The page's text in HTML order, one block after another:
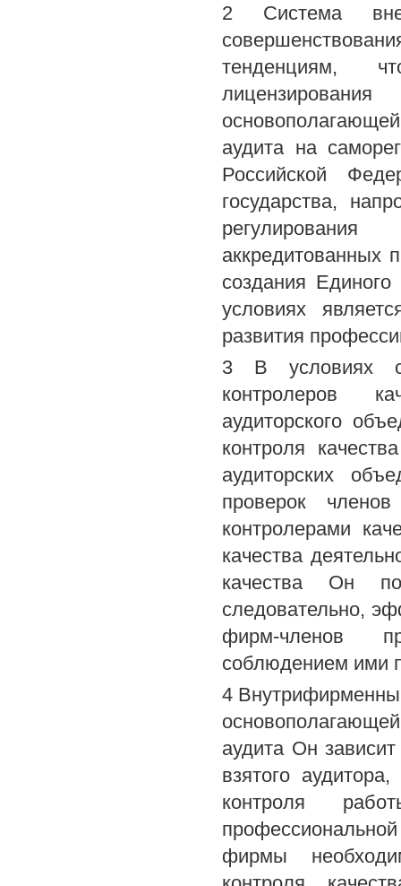
2 Система
тенденциям,
аудита на
Российской
государства,
аккредитованных
создания
условиях
развития
3 В условиях
контролеров
аудиторского
контроля
аудиторских
проверок членов
контролерами
качества
качества Он
следовательно,
фирм-членов
соблюдением ими
4
аудита Он
взятого
контроля
профессиональной
фирмы